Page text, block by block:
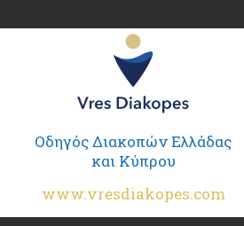
Οδηγός Διακοπών Ελλάδας
και Κύπρου
www.vresdiakopes.com